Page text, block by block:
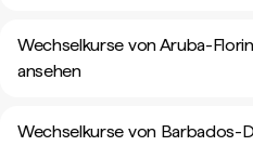
Wechselkurse von Aruba-
ansehen
Wechselkurse von Barbados-